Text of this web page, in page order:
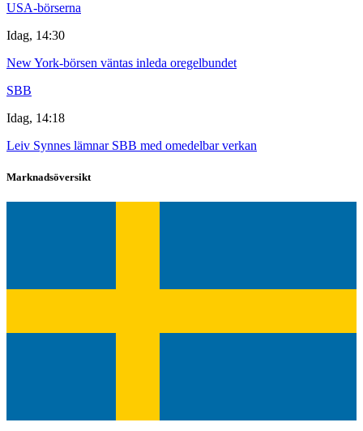
USA-börserna
Idag, 14:30
New York-börsen väntas inleda oregelbundet
SBB
Idag, 14:18
Leiv Synnes lämnar SBB med omedelbar verkan
Marknadsöversikt